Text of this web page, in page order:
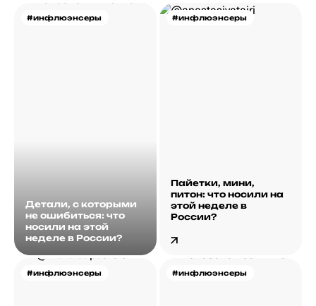
#инфлюэнсеры
Детали, с которыми
не ошибиться: что
носили на этой
неделе в России?
#инфлюэнсеры
Пайетки, мини,
питон: что носили на
этой неделе в
России?
#инфлюэнсеры #инфлюэнсеры